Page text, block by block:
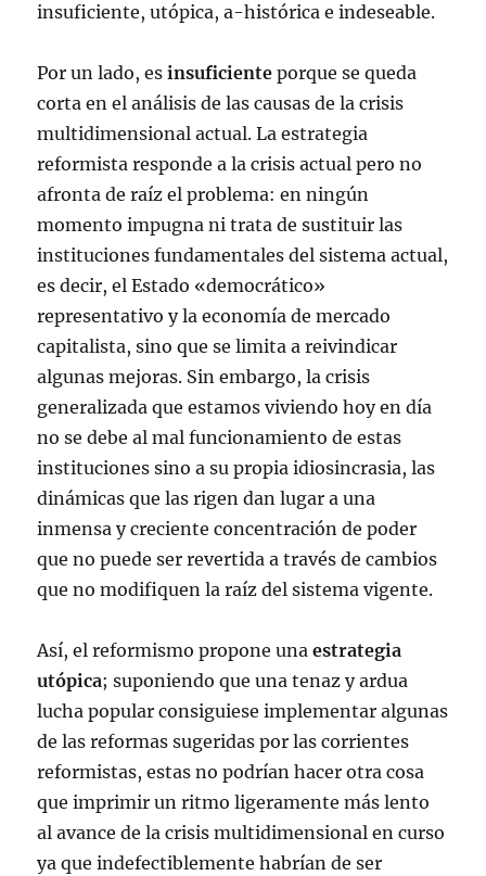
insuficiente, utópica, a-histórica e indeseable.
Por un lado, esinsuficiente porque se queda
corta en el análisis de las causas de la crisis
multidimensional actual. La estrategia
reformista responde a la crisis actual pero no
afronta de raíz el problema: en ningún
momento impugna ni trata de sustituir las
instituciones fundamentales del sistema actual,
es decir, el Estado «democrático»
representativo y la economía de mercado
capitalista, sino que se limita a reivindicar
algunas mejoras. Sin embargo, la crisis
generalizada que estamos viviendo hoy en día
no se debe al mal funcionamiento de estas
instituciones sino a su propia idiosincrasia, las
dinámicas que las rigen dan lugar a una
inmensa y creciente concentración de poder
que no puede ser revertida a través de cambios
que no modifiquen la raíz del sistema vigente.
Así, el reformismo propone unaestrategia
utópica; suponiendo que una tenaz y ardua
lucha popular consiguiese implementar algunas
de las reformas sugeridas por las corrientes
reformistas, estas no podrían hacer otra cosa
que imprimir un ritmo ligeramente más lento
al avance de la crisis multidimensional en curso
ya que indefectiblemente habrían de ser